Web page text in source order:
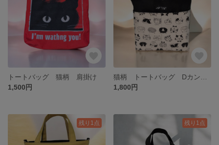
トートバッグ 猫柄 肩掛け
1,500円
1,800円
残り1点 残り1点